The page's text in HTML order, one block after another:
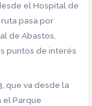
el Hospital de
pasa por
de Abastos,
puntos de interés
que va desde la
el Parque